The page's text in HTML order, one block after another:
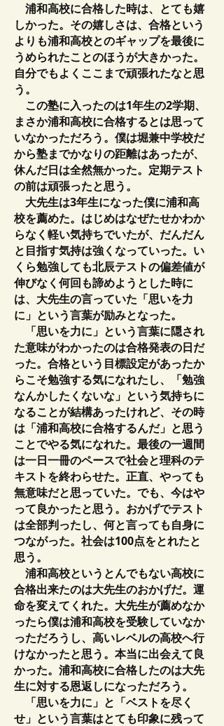
浦和高校に合格した時は、とても嬉
しかった。その嬉しさは、合格という
よりも浦和高校とのギャップを最後に
うめられたことのほうが大きかった。
自分でもよくここまで頑張れたなと思
う。
この塾に入ったのは1年生の2学期、
まさか浦和高校に合格するとは思って
いなかっただろう。僕は堀兼中学校だ
から塾までかなりの距離はあったが、
休んだ日は全然無かった。定期テスト
の前は頑張ったと思う。
大先生は3年生になった僕に浦和高
校を薦めた。はじめはなぜたせかわか
らなく軽い気持ちでいたが、だんだん
と目指す気持は強くなっていった。い
くら勉強しても北辰テストの偏差値が
伸びなく何回も諦めようとした時に
は、大先生の言っていた「思いを力
に」という言葉が励みとなった。
「思いを力に」という言葉に隠され
た意味がわかったのは合格発表の日だ
った。合格という目標設定があったか
らこそ勉強する気になれたし、「勉強
なんかしたくないな」という気持ちに
なることが結構あったけれど、その時
は「浦和高校に合格するんだ」と思う
ことでやる気になれた。最後の一週間
は一日一冊のペースで社会と理科のテ
キストを終わらせた。正直、やっても
無意味だと思っていた。でも、今はや
って良かったと思う。おかげでテスト
は全部判ったし、何と言っても自身に
つながった。社会は100点をとれたと
思う。
浦和高校というとんでもない高校に
合格出来たのは大先生のおかげだ。運
命を変えてくれた。大先生が薦めなか
ったら僕は浦和高校を受験していなか
っただろうし、高いレベルの高校へ行
けなかったと思う。本当に出会えて良
かった。浦和高校に合格したのは大先
生に対する恩返しになっただろう。
「思いを力に」と「ベストを尽く
せ」という言葉はとても印象に残って